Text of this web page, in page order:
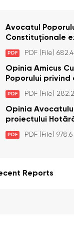
Avocatul
Constituţionale
privire la plata
persoanelor cu
private de
PDF PDF (File)
Opinia Amicus
Poporului
unor prevederi
organizațiile de
persoanelor
comiterea cu
fost luată în
Constituțională
PDF PDF (File)
Opinia
proiectului
la aprobarea
activitatea
PDF PDF (File) 978.6
Reports